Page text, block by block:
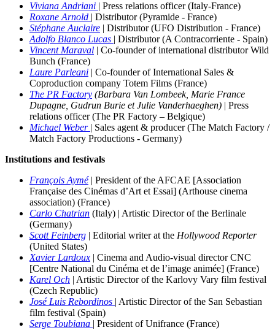
Viviana Andriani | Press relations officer (Italy-France)
Roxane Arnold | Distributor (Pyramide - France)
Stéphane Auclaire | Distributor (UFO Distribution - France)
Adolfo Blanco Lucas | Distributor (A Contracorriente - Spain)
Vincent Maraval | Co-founder of international distributor Wild
Bunch (France)
Laure Parleani | Co-founder of International Sales &
Coproduction company Totem Films (France)
The PR Factory (Barbara Van Lombeek, Marie France
Dupagne, Gudrun Burie et Julie Vanderhaeghen) | Press
relations officer (The PR Factory – Belgique)
Michael Weber | Sales agent & producer(The Match Factory /
Match Factory Productions - Germany)
Institutions and festivals
François Aymé| President of the AFCAE [Association
Française des Cinémas d’Art et Essai] (Arthouse cinema
association) (France)
Carlo Chatrian (Italy) | Artistic Director of the Berlinale
(Germany)
Scott Feinberg | Editorial writer at the Hollywood Reporter
(United States)
Xavier Lardoux | Cinema and Audio-visual director CNC
[Centre National du Cinéma et de l’image animée] (France)
Karel Och | Artistic Director of the Karlovy Vary film festival
(Czech Republic)
José Luis Rebordinos | Artistic Director of the San Sebastian
film festival (Spain)
Serge Toubiana | President of Unifrance (France)